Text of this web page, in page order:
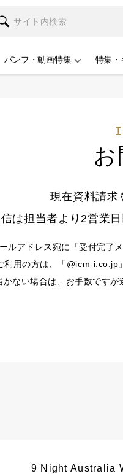
パンフ・動画特集 特集・
現在資料請求
は担当者より2営業
ルアドレス宛に「受付完了
利用の方は、「@icm-i.co.jp
ない場合は、お手数です
9 Night Australia